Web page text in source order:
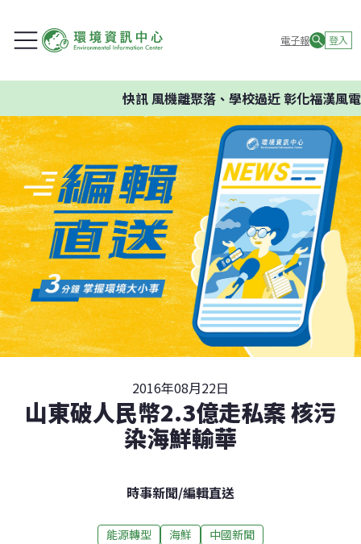
電子報 登入
快訊風機離聚落、學校過近 彰化福漢風電
2016年08月22日
山東破人民幣2.3億走私案 核污
染海鮮輸華
時事新聞/編輯直送
能源轉型 海鮮 中國新聞